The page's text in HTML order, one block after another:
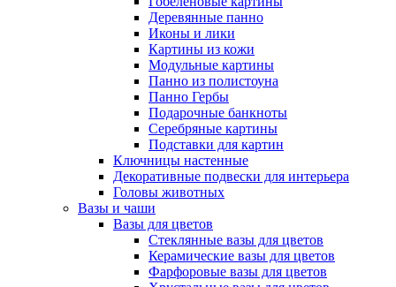
Деревянные панно
Иконы и лики
Картины из кожи
Модульные картины
Панно из полистоуна
Панно Гербы
Подарочные банкноты
Серебряные картины
Подставки для картин
Ключницы настенные
Декоративные подвески для интерьера
Головы животных
Вазы и чаши
Вазы для цветов
Стеклянные вазы для цветов
Керамические вазы для цветов
Фарфоровые вазы для цветов